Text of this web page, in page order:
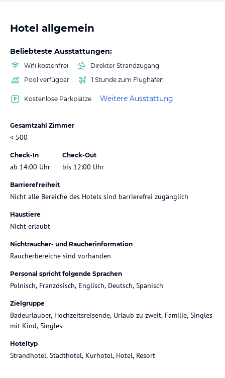
Hotel allgemein
Beliebteste Ausstattungen:
Wifi kostenfrei
Direkter Strandzugang
Pool verfügbar
1 Stunde zum Flughafen
Kostenlose Parkplätze Weitere Ausstattung
Gesamtzahl Zimmer
< 500
Check-In
ab 14:00 Uhr
Check-Out
bis 12:00 Uhr
Barrierefreiheit
Nicht alle Bereiche des Hotels sind barrierefrei zugänglich
Haustiere
Nicht erlaubt
Nichtraucher- und Raucherinformation
Raucherbereiche sind vorhanden
Personal spricht folgende Sprachen
Polnisch, Französisch, Englisch, Deutsch, Spanisch
Zielgruppe
Badeurlauber, Hochzeitsreisende, Urlaub zu zweit, Familie, Singles
mit Kind, Singles
Hoteltyp
Strandhotel, Stadthotel, Kurhotel, Hotel, Resort